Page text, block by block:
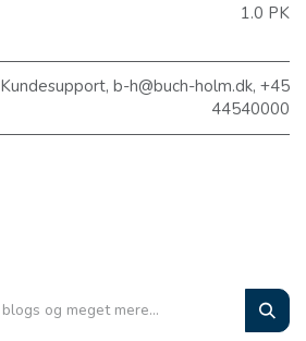
1.0 PK
Kundesupport, b-h@buch-holm.dk, +45
44540000